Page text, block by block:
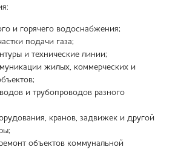
и горячего водоснабжения;
подачи газа;
и технические линии;
жилых, коммерческих и
и трубопроводов разного
кранов, задвижек и другой
объектов коммунальной